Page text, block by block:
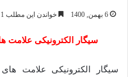
6 بهمن, 1400 خواندن این مطلب 1 دقیقه زمان میبرد
سیگار الکترونیکی علامت
سیگار الکترونیکی علامت